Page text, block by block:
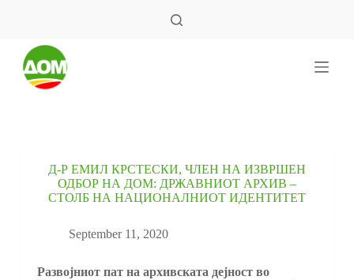
Д-Р ЕМИЛ КРСТЕСКИ, ЧЛЕН НА ИЗВРШЕН
ОДБОР НА ДОМ: ДРЖАВНИОТ АРХИВ –
СТОЛБ НА НАЦИОНАЛНИОТ ИДЕНТИТЕТ
September 11, 2020
Развојниот пат на архивската дејност во